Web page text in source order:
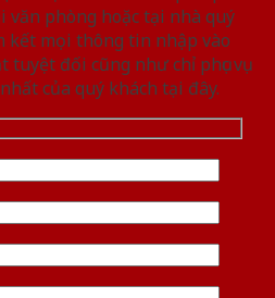
phòng hoặc tại nhà quý
kết mọi thông tin nhập vào
đối cũng như chỉ phục vụ
của quý khách tại đây.